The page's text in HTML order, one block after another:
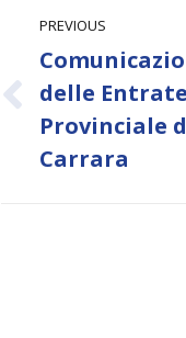
navigation
PREVIOUS
Previous
post:
delle
Provinciale
Carrara